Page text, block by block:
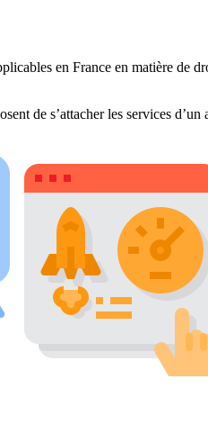
en France en matière de
de s’attacher les services